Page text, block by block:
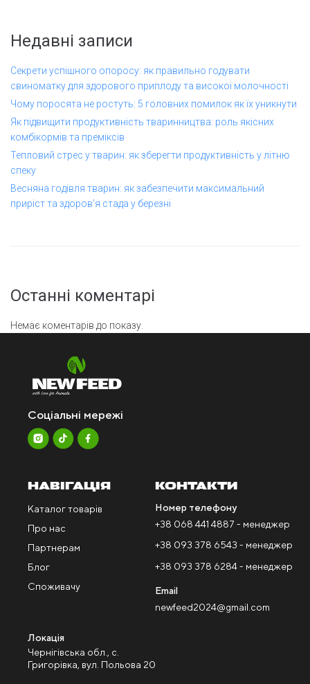
Недавні записи
Секрети успішного опоросу: як правильно годувати
свиноматку для здорового приплоду та високої молочності
Чому поросята не ростуть: 5 головних помилок як їх уникнути
Як підвищити продуктивність тваринництва: роль якісних
комбікормів та преміксів
Тепловий стрес у тварин: як зберегти продуктивність у літню
спеку
Весняна годівля тварин: як забезпечити максимальний
приріст та здоров’я стада у березні
Останні коментарі
Немає коментарів до показу.
Соціальні мережі
НАВІГАЦІЯ
Каталог товарів
Про нас
Партнерам
Блог
Споживачу
КОНТАКТИ
Номер телефону
+38 068 441 4887 - менеджер
+38 093 378 6543 - менеджер
+38 093 378 6284 - менеджер
Email
newfeed2024@gmail.com
Локація
Чернігівська обл., с.
Григорівка, вул. Польова 20